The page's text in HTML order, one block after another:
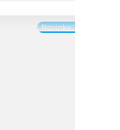
Novinka